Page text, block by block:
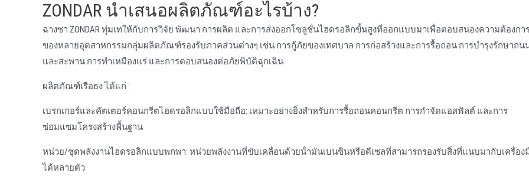
ZONDAR นําเสนอผลิตภัณฑ์อะไรบ้าง?
ฉางซา ZONDAR ทุ่มเทให้กับการวิจัย พัฒนา การผลิต และการส่งออกโซลูชั่นไฮดรอลิกขั้นสูงที่ออกแบบมาเพื่อตอบสนองความต้องกา
ของหลายอุตสาหกรรมกลุ่มผลิตภัณฑ์รองรับภาคส่วนต่างๆ เช่น การกู้ภัยของเทศบาล การก่อสร้างและการรื้อถอน การบํารุงรักษาถน
และสะพาน การทําเหมืองแร่ และการตอบสนองต่อภัยพิบัติฉุกเฉิน
ผลิตภัณฑ์เรือธง ได้แก่ :
เบรกเกอร์และคัตเตอร์คอนกรีตไฮดรอลิกแบบใช้มือถือ: เหมาะอย่างยิ่งสําหรับการรื้อถอนคอนกรีต การกําจัดแอสฟัลต์ และการ
ซ่อมแซมโครงสร้างพื้นฐาน
หน่วย/ชุดพลังงานไฮดรอลิกแบบพกพา: หน่วยพลังงานที่ขับเคลื่อนด้วยน้ํามันเบนซินหรือดีเซลที่สามารถรองรับสิ่งที่แนบมากับเครื่อง
ได้หลายตัว